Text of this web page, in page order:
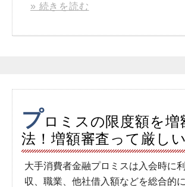
» 続きを読む
プロミスの限度額を増
法！増額審査って厳し
大手消費者金融プロミスは入会時に
収、職業、他社借入額などを総合的